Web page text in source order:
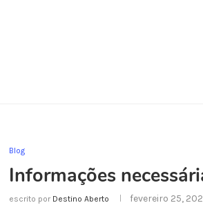
Blog
Informações
escrito por Destino Aberto fevereiro 25,